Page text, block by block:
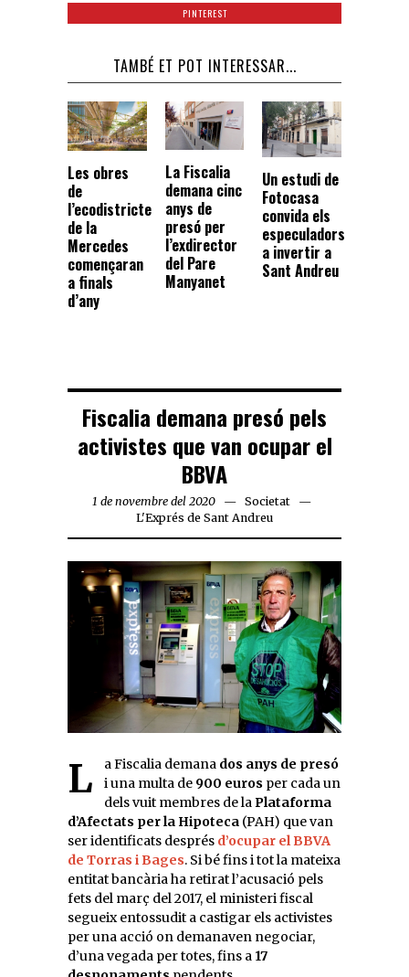
PINTEREST
TAMBÉ ET POT INTERESSAR...
Les obres
de
l’ecodistricte
de la
Mercedes
començaran
a finals
d’any
La Fiscalia
demana cinc
anys de
presó per
l’exdirector
del Pare
Manyanet
Un estudi de
Fotocasa
convida els
especuladors
a invertir a
Sant Andreu
Fiscalia demana presó pels
activistes que van ocupar el
BBVA
1 de novembre del 2020
Societat
L'Exprés de Sant Andreu
La Fiscalia demana dos anys de presó
i una multa de 900 euros per cada un
dels vuit membres de laPlataforma
d’Afectats per la Hipoteca (PAH) que van
ser identificats després d’ocupar el BBVA
de Torras i Bages. Si bé fins i tot la mateixa
entitat bancària ha retirat l’acusació pels
fets del març del 2017, el ministeri fiscal
segueix entossudit a castigar els activistes
per una acció on demanaven negociar,
d’una vegada per totes, fins a 17